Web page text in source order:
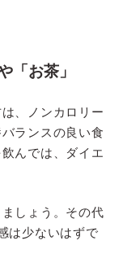
「お茶」
、ノンカロリー
ランスの良い食
んでは、ダイエ
しょう。その代
は少ないはずで